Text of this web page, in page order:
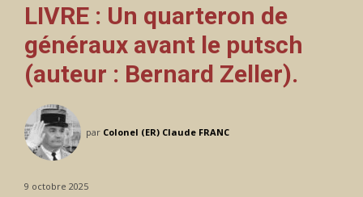
LIVRE : Un quarteron de
généraux avant le putsch
(auteur : Bernard Zeller).
par Colonel (ER) Claude FRANC
9 octobre 2025